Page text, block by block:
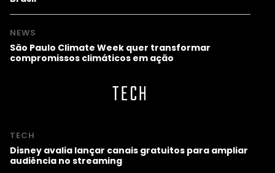
NEWS
São Paulo Climate Week quer transformar
compromissos climáticos em ação
TECH
TECH
Disney avalia lançar canais gratuitos para ampliar
audiência no streaming